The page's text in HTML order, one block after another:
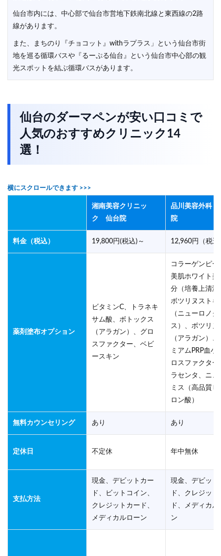
仙台市内には、中心部で仙台市営地下鉄南北線と東西線の2路
線があります。
また、まちのり『チョコット』withラプラス」という仙台市街
地を巡る循環バスや『るーぷる仙台』という仙台市中心部の観
光スポットを結ぶ循環バスがあります。
仙台のダーマペンが安い口コミで
人気のおすすめクリニック14
選！
湘南美容クリニッ
ク 仙台院
品川美容外科
院
料金（税込） 19,800円(税込)～ 12,960円（税込
薬剤塗布オプション
ビタミンC、トラネキ
サム酸、ボトックス
（アラガン）、グロ
スファクター、ベビ
ースキン
コラーゲンピー
美肌ホワイト美
分（培養上清液
ボツリヌストキ
（ニューロノク
ス）、ボツリヌ
（アラガン）
ミアムPRP血小
ロスファクター
ラセンタ、ニュ
ミス（高品質ヒ
ロン酸）
無料カウンセリング あり あり
定休日 不定休 年中無休
支払方法
現金、デビットカー
ド、ビットコイン、
クレジットカード、
メディカルローン
現金、デビット
ド、クレジット
ド、メディカル
ン